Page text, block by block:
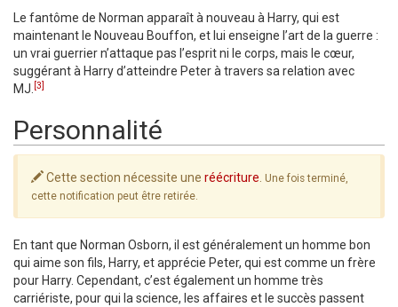
Le fantôme de Norman apparaît à nouveau à Harry, qui est
maintenant le Nouveau Bouffon, et lui enseigne l’art de la guerre :
un vrai guerrier n’attaque pas l’esprit ni le corps, mais le cœur,
suggérant à Harry d’atteindre Peter à travers sa relation avec
MJ. [3]
Personnalité
Cette section nécessite une réécriture Une fois terminé,
cette notification peut être retirée.
En tant que Norman Osborn, il est généralement un homme bon
qui aime son fils, Harry, et apprécie Peter, qui est comme un frère
pour Harry. Cependant, c’est également un homme très
carriériste, pour qui la science, les affaires et le succès passent